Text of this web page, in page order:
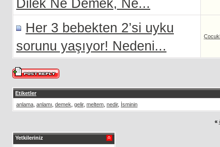
Dilek Ne Demek, Ne...
Her 3 bebekten 2’si uyku
sorunu yaşıyor! Nedeni...
Etiketler
anlama anlamı demek gelir, meltem nedir, İsminin
«
Yetkileriniz